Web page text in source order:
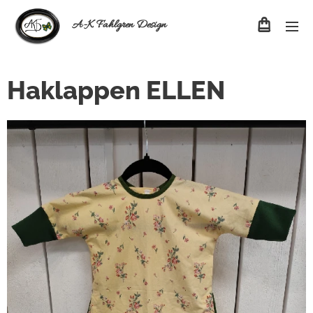
A-K Fahlgren Design
Haklappen ELLEN